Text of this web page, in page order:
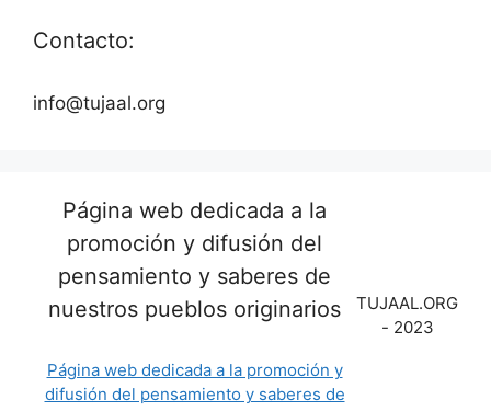
Contacto:
info@tujaal.org
Página web dedicada a la
promoción y difusión del
pensamiento y saberes de
nuestros pueblos originarios
Página web dedicada a la promoción y
difusión del pensamiento y saberes de
TUJAAL.ORG
- 2023